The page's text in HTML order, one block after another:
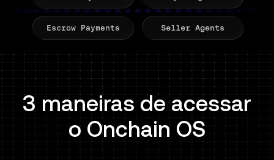
3 maneiras de acessar
o Onchain OS